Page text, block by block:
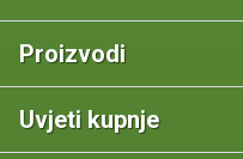
Proizvodi
Uvjeti kupnje